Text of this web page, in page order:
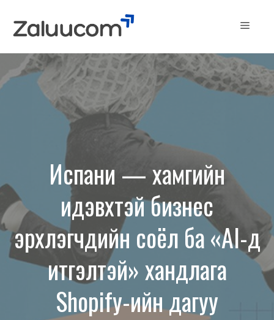
Menu
Испани — хамгийн
идэвхтэй бизнес
эрхлэгчдийн соёл ба «AI-д
итгэлтэй» хандлага
Shopify-ийн дагуу